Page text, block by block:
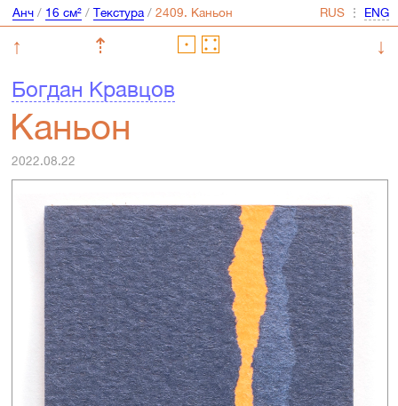
Анч/ 16 см²/ Текстура/ ⋮
↑ ⇡
↓
Богдан Кравцов
Каньон
2022.08.22